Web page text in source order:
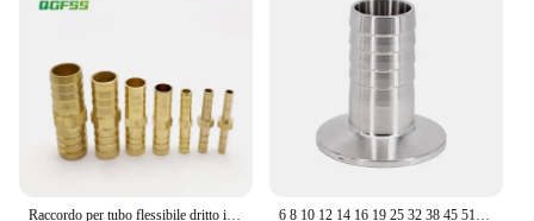
Raccordo per tubo flessibile dritto in ottone uguale Barb 4mm 5mm 6mm 8mm 10mm 12mm 16mm 19mm 25mm adattatore per connettore accoppiatore spinato in rame per Gas 6 8 10 12 14 16 19 25 32 38 45 51mm tubo flessibile x 0.5 "1" 1.5 "2" Tri Clamp SUS 304 acciaio inossidabile 316L raccordo sanitario Homebrew